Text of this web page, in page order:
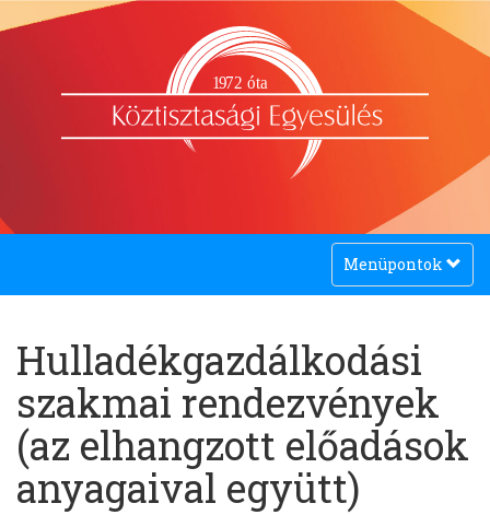
1972 óta
Toggle
navigation
Menüpontok
Hulladékgazdálkodási
szakmai rendezvények
(az elhangzott előadások
anyagaival együtt)